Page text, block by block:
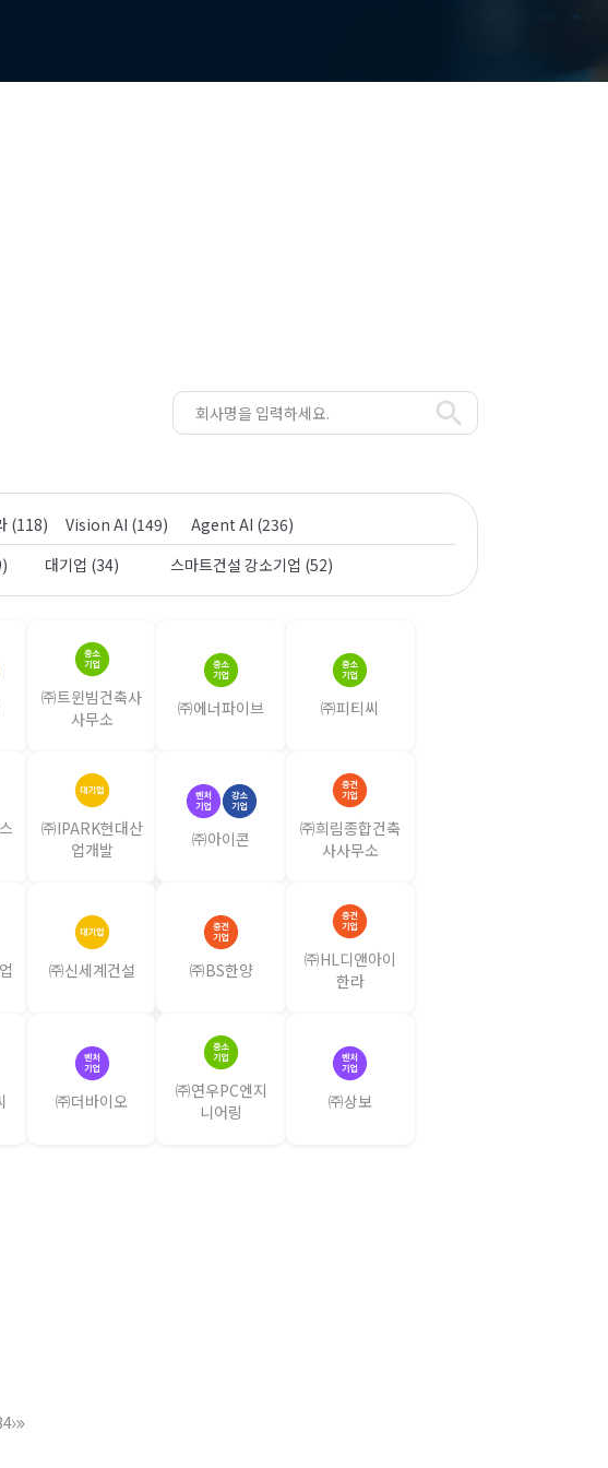
(118) Vision AI (149)
Agent AI (236)
대기업 (34) 스마트건설 강소기업 (52)
㈜트윈빔건축사
사무소
㈜에너파이브 ㈜피티씨
㈜IPARK현대산
업개발
㈜아이콘
㈜희림종합건축
사사무소
㈜신세계건설 ㈜BS한양
㈜HL디앤아이
한라
㈜더바이오
㈜연우PC엔지
니어링
㈜상보
4